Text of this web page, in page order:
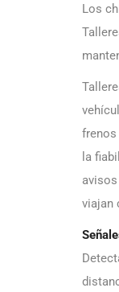
Los
frenos
la
viajan